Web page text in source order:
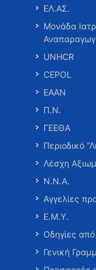
ΕΛ.ΑΣ.
Μονάδα
UNHCR
CEPOL
ΕΑΑΝ
Π.Ν.
ΓΕΕΘΑ
Περιοδικό
Λέσχη
Ν.Ν.Α.
Αγγελίες
Ε.Μ.Υ.
Οδηγίες
Γενική